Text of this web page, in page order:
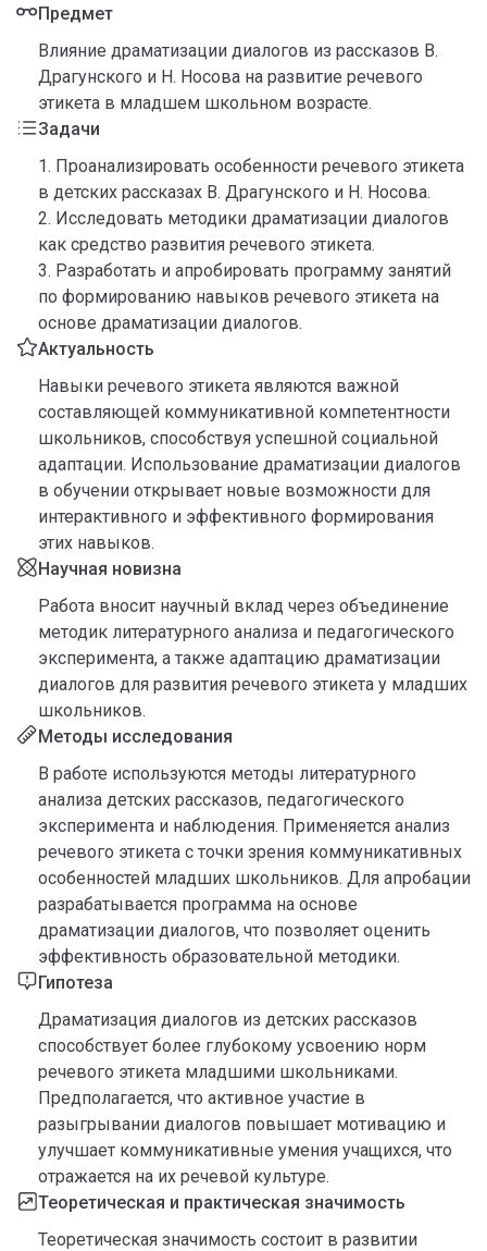
Предмет
Влияние драматизации диалогов из рассказов В.
Драгунского и Н. Носова на развитие речевого
этикета в младшем школьном возрасте.
Задачи
1. Проанализировать особенности речевого этикета
в детских рассказах В. Драгунского и Н. Носова.
2. Исследовать методики драматизации диалогов
как средство развития речевого этикета.
3. Разработать и апробировать программу занятий
по формированию навыков речевого этикета на
основе драматизации диалогов.
Актуальность
Навыки речевого этикета являются важной
составляющей коммуникативной компетентности
школьников, способствуя успешной социальной
адаптации. Использование драматизации диалогов
в обучении открывает новые возможности для
интерактивного и эффективного формирования
этих навыков.
Научная новизна
Работа вносит научный вклад через объединение
методик литературного анализа и педагогического
эксперимента, а также адаптацию драматизации
диалогов для развития речевого этикета у младших
школьников.
Методы исследования
В работе используются методы литературного
анализа детских рассказов, педагогического
эксперимента и наблюдения. Применяется анализ
речевого этикета с точки зрения коммуникативных
особенностей младших школьников. Для апробации
разрабатывается программа на основе
драматизации диалогов, что позволяет оценить
эффективность образовательной методики.
Гипотеза
Драматизация диалогов из детских рассказов
способствует более глубокому усвоению норм
речевого этикета младшими школьниками.
Предполагается, что активное участие в
разыгрывании диалогов повышает мотивацию и
улучшает коммуникативные умения учащихся, что
отражается на их речевой культуре.
Теоретическая и практическая значимость
Теоретическая значимость состоит в развитии